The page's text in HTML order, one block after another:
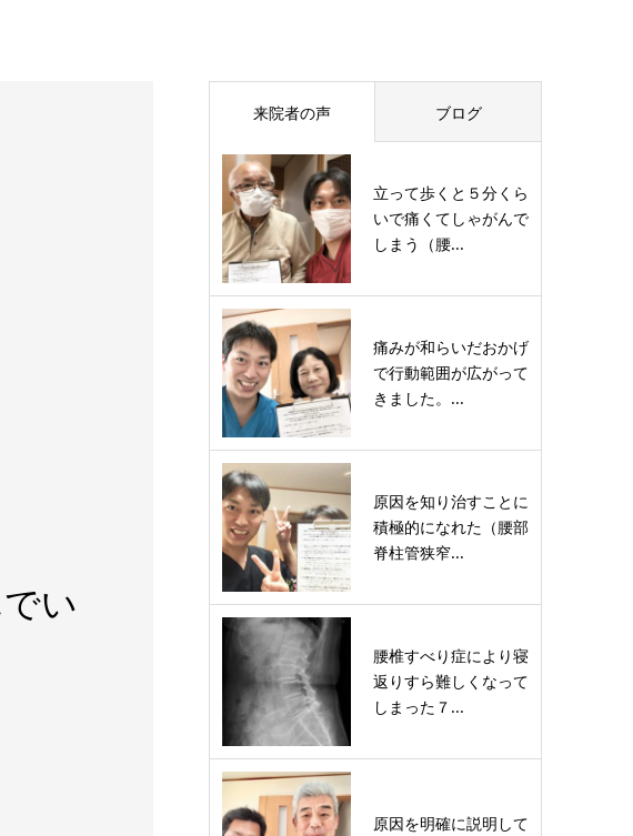
い
来院者の声 ブログ
立って歩くと５分くら
いで痛くてしゃがんで
しまう（腰...
痛みが和らいだおかげ
で行動範囲が広がって
きました。...
原因を知り治すことに
積極的になれた（腰部
脊柱管狭窄...
腰椎すべり症により寝
返りすら難しくなって
しまった７...
原因を明確に説明して